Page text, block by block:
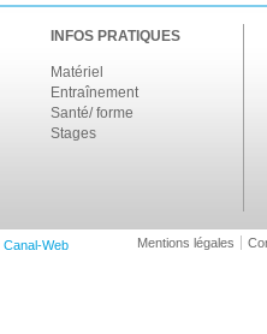
INFOS PRATIQUES
Matériel
Entraînement
Santé/ forme
Stages
Canal-Web Mentions légales